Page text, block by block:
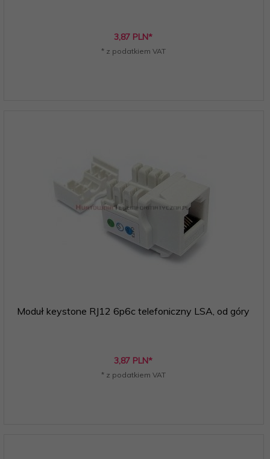
3,87 PLN*
* z podatkiem VAT
Moduł keystone RJ12 6p6c telefoniczny LSA, od góry
3,87 PLN*
* z podatkiem VAT